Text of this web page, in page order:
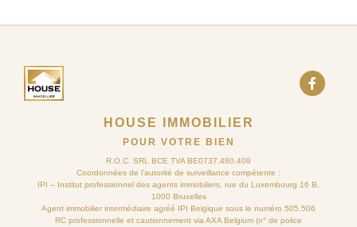
HOUSE IMMOBILIER
POUR VOTRE BIEN
R.O.C. SRL BCE TVA BE0737.480.409
Coordonnées de l’autorité de surveillance compétente :
IPI – Institut professionnel des agents immobiliers, rue du Luxembourg 16 B,
1000 Bruxelles
Agent immobilier intermédiaire agréé IPI Belgique sous le numéro 505.506
RC professionnelle et cautionnement via AXA Belgium (n° de police